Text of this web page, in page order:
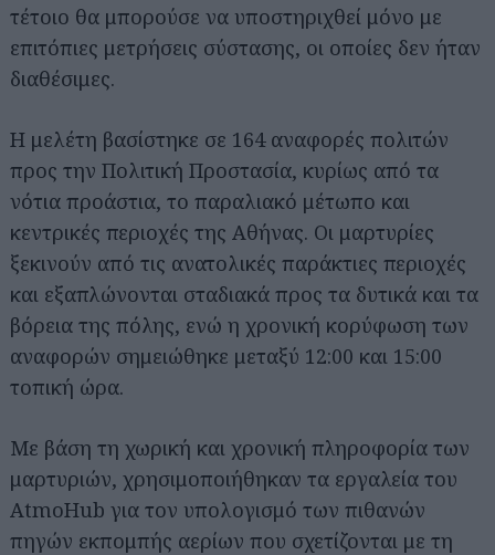
τέτοιο θα μπορούσε να υποστηριχθεί μόνο με
επιτόπιες μετρήσεις σύστασης, οι οποίες δεν ήταν
διαθέσιμες.
Η μελέτη βασίστηκε σε 164 αναφορές πολιτών
προς την Πολιτική Προστασία, κυρίως από τα
νότια προάστια, το παραλιακό μέτωπο και
κεντρικές περιοχές της Αθήνας. Οι μαρτυρίες
ξεκινούν από τις ανατολικές παράκτιες περιοχές
και εξαπλώνονται σταδιακά προς τα δυτικά και τα
βόρεια της πόλης, ενώ η χρονική κορύφωση των
αναφορών σημειώθηκε μεταξύ 12:00 και 15:00
τοπική ώρα.
Με βάση τη χωρική και χρονική πληροφορία των
μαρτυριών, χρησιμοποιήθηκαν τα εργαλεία του
AtmoHub για τον υπολογισμό των πιθανών
πηγών εκπομπής αερίων που σχετίζονται με τη